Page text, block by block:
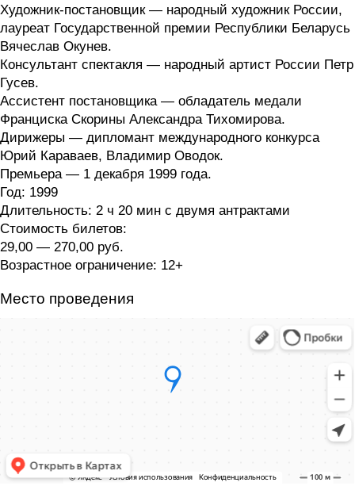
Художник-постановщик — народный художник России,
лауреат Государственной премии Республики Беларусь
Вячеслав Окунев.
Консультант спектакля — народный артист России Петр
Гусев.
Ассистент постановщика — обладатель медали
Франциска Скорины Александра Тихомирова.
Дирижеры — дипломант международного конкурса
Юрий Караваев, Владимир Оводок.
Премьера — 1 декабря 1999 года.
Год: 1999
Длительность: 2 ч 20 мин с двумя антрактами
Стоимость билетов:
29,00 — 270,00 руб.
Возрастное ограничение: 12+
Место проведения